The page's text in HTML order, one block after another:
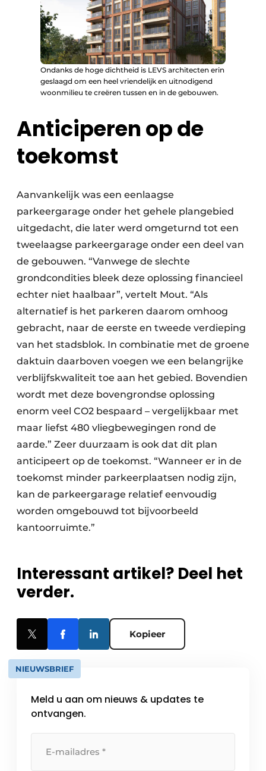
Ondanks de hoge dichtheid is LEVS architecten erin
geslaagd om een heel vriendelijk en uitnodigend
woonmilieu te creëren tussen en in de gebouwen.
Anticiperen op de
toekomst
Aanvankelijk was een eenlaagse
parkeergarage onder het gehele plangebied
uitgedacht, die later werd omgeturnd tot een
tweelaagse parkeergarage onder een deel van
de gebouwen. “Vanwege de slechte
grondcondities bleek deze oplossing financieel
echter niet haalbaar”, vertelt Mout. “Als
alternatief is het parkeren daarom omhoog
gebracht, naar de eerste en tweede verdieping
van het stadsblok. In combinatie met de groene
daktuin daarboven voegen we een belangrijke
verblijfskwaliteit toe aan het gebied. Bovendien
wordt met deze bovengrondse oplossing
enorm veel CO2 bespaard – vergelijkbaar met
maar liefst 480 vliegbewegingen rond de
aarde.” Zeer duurzaam is ook dat dit plan
anticipeert op de toekomst. “Wanneer er in de
toekomst minder parkeerplaatsen nodig zijn,
kan de parkeergarage relatief eenvoudig
worden omgebouwd tot bijvoorbeeld
kantoorruimte.”
Interessant artikel? Deel het
verder.
Kopieer
NIEUWSBRIEF
Meld u aan om nieuws & updates te
ontvangen.